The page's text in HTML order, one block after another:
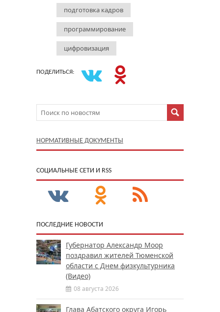
подготовка кадров
программирование
цифровизация
ПОДЕЛИТЬСЯ:
НОРМАТИВНЫЕ ДОКУМЕНТЫ
CОЦИАЛЬНЫЕ СЕТИ И RSS
ПОСЛЕДНИЕ НОВОСТИ
Губернатор Александр Моор
поздравил жителей Тюменской
области с Днем физкультурника
(Видео)
08 августа 2026
Глава Абатского округа Игорь